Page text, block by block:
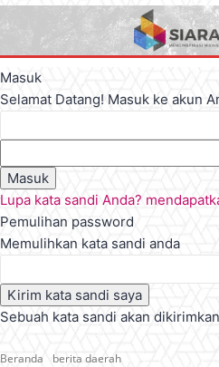
Masuk
Selamat Datang! Masuk ke akun
Lupa kata sandi Anda?
Pemulihan password
Memulihkan kata sandi anda
Sebuah kata sandi akan
Beranda berita daerah